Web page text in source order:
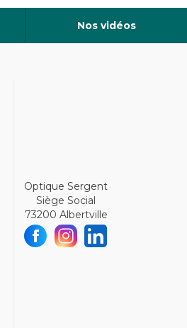
Nos vidéos
Optique Sergent
Siège Social
73200 Albertville